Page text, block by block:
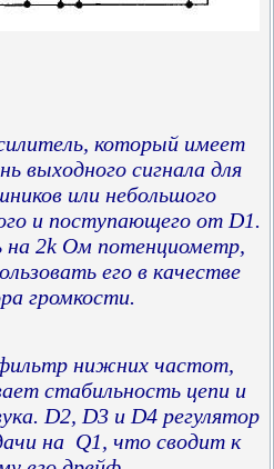
который имеет
выходного сигнала для
или небольшого
и поступающего от D1.
2k Ом потенциометр,
его в качестве
громкости.
нижних частот,
стабильность цепи и
D2, D3 и D4 регулятор
на Q1, что сводит к